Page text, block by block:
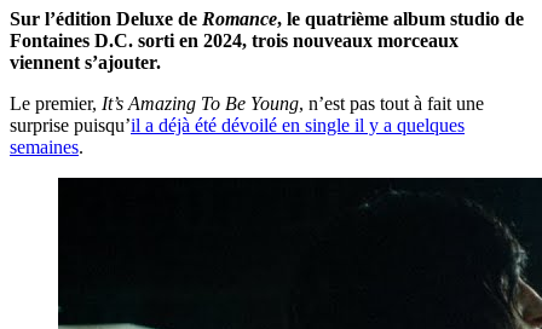
Sur l’édition Deluxe de Romance, le quatrième album studio de
Fontaines D.C. sorti en 2024, trois nouveaux morceaux
viennent s’ajouter.
Le premier, It’s Amazing To Be Young, n’est pas tout à fait une
surprise puisqu’il a déjà été dévoilé en single il y a quelques
semaines.